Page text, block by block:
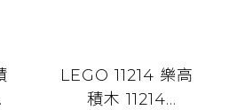
LEGO 11214 樂高
積木 11214